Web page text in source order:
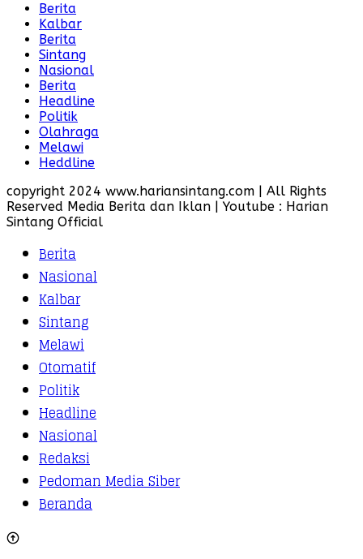
Berita
Kalbar
Berita
Sintang
Nasional
Berita
Headline
Politik
Olahraga
Melawi
Heddline
copyright 2024 www.hariansintang.com | All Rights
Reserved Media Berita dan Iklan | Youtube : Harian
Sintang Official
Berita
Nasional
Kalbar
Sintang
Melawi
Otomatif
Politik
Headline
Nasional
Redaksi
Pedoman Media Siber
Beranda